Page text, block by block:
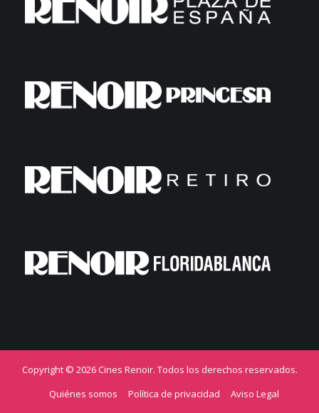
Copyright © 2026 Cines Renoir. Todos los derechos reservados.
Quiénes somos
Política de privacidad
Aviso Legal